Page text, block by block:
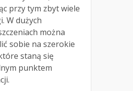
przy tym zbyt wiele
W dużych
można
sobie na szerokie
staną się
punktem